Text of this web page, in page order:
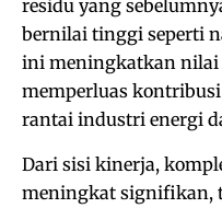
residu yang
bernilai tinggi seperti
ini meningkatkan nilai
memperluas
rantai industri energi
Dari sisi kinerja,
meningkat signifikan,